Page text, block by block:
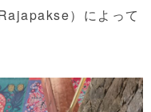
）によって